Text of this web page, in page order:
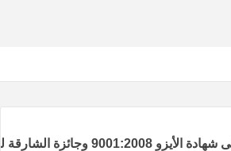
- وقد حصل المركز على شهادة الأيزو 9001:2008